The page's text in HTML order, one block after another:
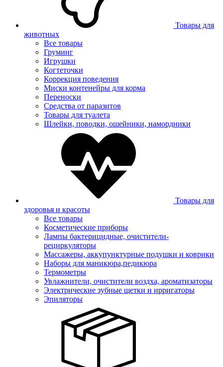
Товары для
животных
Все товары
Груминг
Игрушки
Когтеточки
Коррекция поведения
Миски контенейры для корма
Переноски
Средства от паразитов
Товары для туалета
Шлейки, поводки, ошейники, намордники
Товары для
здоровья и красоты
Все товары
Косметические приборы
Лампы бактерицидные, очистители-
рециркуляторы
Массажеры, аккупунктурные подушки и коврики
Наборы для маникюра,педикюра
Термометры
Увлажнители, очистители воздха, ароматизаторы
Электрические зубные щетки и ирригаторы
Эпиляторы